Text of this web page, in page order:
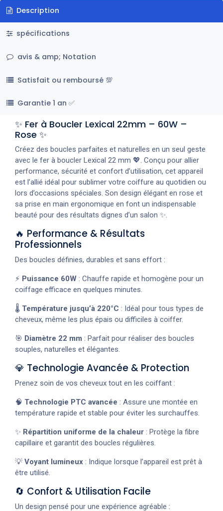
Description
spécifications
avis & amp; Notation
Satisfait ou remboursé 💯
Garantie 1 an ✅
✨ Fer à Boucler Lexical 22mm – 60W –
Rose ✨
Créez des boucles parfaites et naturelles en un seul geste
avec le fer à boucler Lexical 22 mm 💖. Conçu pour allier
performance, sécurité et confort d’utilisation, cet appareil
est l’allié idéal pour sublimer votre coiffure au quotidien ou
lors d’occasions spéciales. Son design élégant en rose et
sa prise en main ergonomique en font un indispensable
beauté pour des résultats dignes d’un salon ✨.
🔥 Performance & Résultats
Professionnels
Des boucles définies, durables et sans effort :
⚡ Puissance 60W : Chauffe rapide et homogène pour un
coiffage efficace en quelques minutes.
🌡️ Température jusqu’à 220°C : Idéal pour tous types de
cheveux, même les plus épais ou difficiles à coiffer.
🎯 Diamètre 22 mm : Parfait pour réaliser des boucles
souples, naturelles et élégantes.
💎 Technologie Avancée & Protection
Prenez soin de vos cheveux tout en les coiffant :
🧠 Technologie PTC avancée : Assure une montée en
température rapide et stable pour éviter les surchauffes.
✨ Répartition uniforme de la chaleur : Protège la fibre
capillaire et garantit des boucles régulières.
💡 Voyant lumineux : Indique lorsque l’appareil est prêt à
être utilisé.
🔄 Confort & Utilisation Facile
Un design pensé pour une expérience agréable :